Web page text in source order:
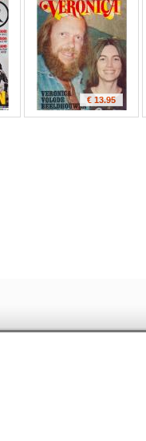
€ 13.95